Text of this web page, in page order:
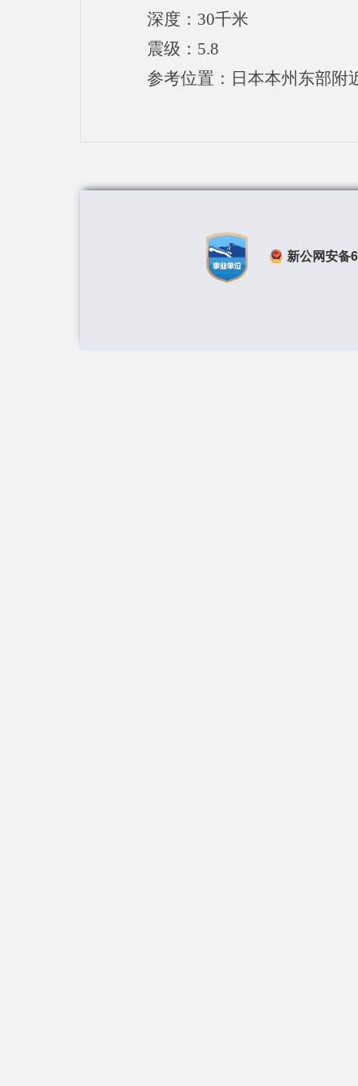
深度：30千米
震级：5.8
参考位置：日本本州东部附
新公网安备